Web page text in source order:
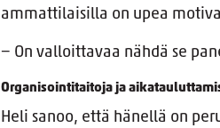
ammattilaisilla on upea
− On valloittavaa nähdä se
Organisointitaitoja ja
Heli sanoo, että hänellä on